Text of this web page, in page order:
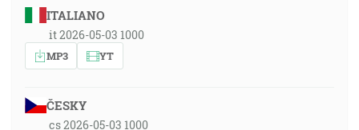
ITALIANO
it 2026-05-03 1000
MP3 YT
ČESKY
cs 2026-05-03 1000